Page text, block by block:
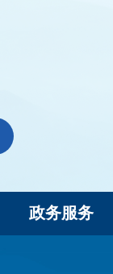
政务服务